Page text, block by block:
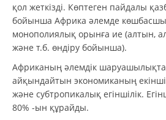
қол жеткізді. Көптеген пайдалы
бойынша Африка әлемде
монополиялық орынға ие (алтын,
және т.б. өндіру бойынша).
Африканың әлемдік
айқындайтын экономиканың
және субтропикалық егіншілік.
80% -ын құрайды.